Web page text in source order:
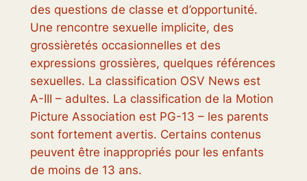
des questions de classe et d’opportunité.
Une rencontre sexuelle implicite, des
grossièretés occasionnelles et des
expressions grossières, quelques références
sexuelles. La classification OSV News est
A-III – adultes. La classification de la Motion
Picture Association est PG-13 – les parents
sont fortement avertis. Certains contenus
peuvent être inappropriés pour les enfants
de moins de 13 ans.